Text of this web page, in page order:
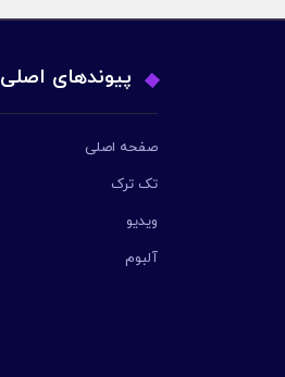
پیوندهای اصلی
صفحه اصلی
تک ترک
ویدیو
آلبوم